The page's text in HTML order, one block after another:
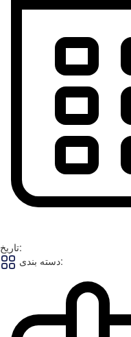
تاریخ:
دسته بندی: